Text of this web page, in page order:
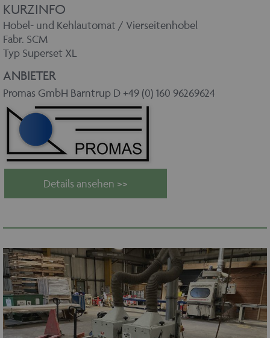
KURZINFO
Hobel- und Kehlautomat / Vierseitenhobel
Fabr. SCM
Typ Superset XL
ANBIETER
Promas GmbH Barntrup D +49 (0) 160 96269624
Details ansehen >>